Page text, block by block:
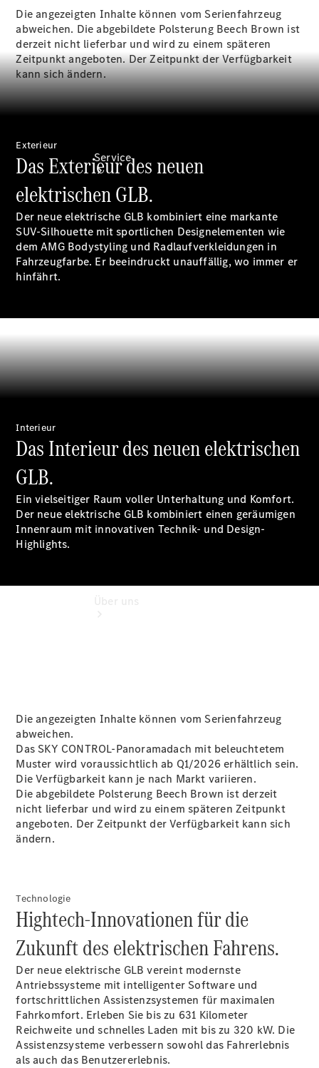
Finanzierung
Service
Reparatur
& Zubehör
Garantie
Pannen- &
Unfallhilfe
Rückrufe
Kontakt
Die angezeigten Inhalte können vom Serienfahrzeug
abweichen. Die abgebildete Polsterung Beech Brown ist
derzeit nicht lieferbar und wird zu einem späteren
Zeitpunkt angeboten. Der Zeitpunkt der Verfügbarkeit
kann sich ändern.
Exterieur
Das Exterieur des neuen
elektrischen GLB.
Der neue elektrische GLB kombiniert eine markante
SUV-Silhouette mit sportlichen Designelementen wie
dem AMG Bodystyling und Radlaufverkleidungen in
Fahrzeugfarbe. Er beeindruckt unauffällig, wo immer er
hinfährt.
Interieur
Das Interieur des neuen elektrischen
GLB.
Ein vielseitiger Raum voller Unterhaltung und Komfort.
Der neue elektrische GLB kombiniert einen geräumigen
Innenraum mit innovativen Technik- und Design-
Highlights.
Die angezeigten Inhalte können vom Serienfahrzeug
abweichen.
Das SKY CONTROL-Panoramadach mit beleuchtetem
Muster wird voraussichtlich ab Q1/2026 erhältlich sein.
Die Verfügbarkeit kann je nach Markt variieren.
Die abgebildete Polsterung Beech Brown ist derzeit
nicht lieferbar und wird zu einem späteren Zeitpunkt
angeboten. Der Zeitpunkt der Verfügbarkeit kann sich
ändern.
Technologie
Hightech-Innovationen für die
Zukunft des elektrischen Fahrens.
Der neue elektrische GLB vereint modernste
Antriebssysteme mit intelligenter Software und
fortschrittlichen Assistenzsystemen für maximalen
Fahrkomfort. Erleben Sie bis zu 631 Kilometer
Reichweite und schnelles Laden mit bis zu 320 kW. Die
Assistenzsysteme verbessern sowohl das Fahrerlebnis
als auch das Benutzererlebnis.